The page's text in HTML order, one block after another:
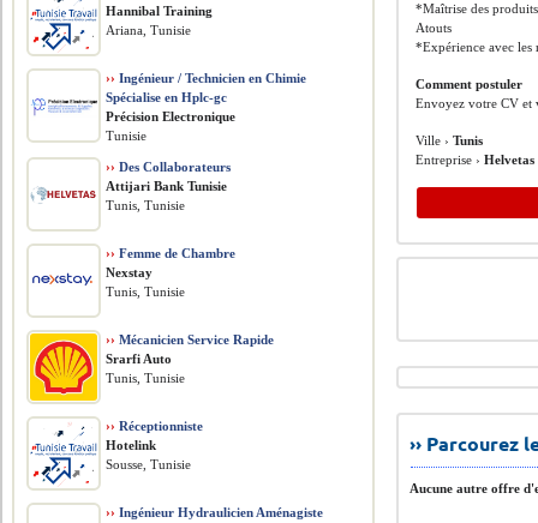
*Maîtrise des
Atouts
*Expérience avec
Comment postuler
Envoyez votre CV et
Ville ›Tunis
Entreprise ›
››
Aucune autre offre
Hannibal Training
Ariana, Tunisie
›› Ingénieur / Technicien en Chimie
Spécialise en Hplc-gc
Précision Electronique
Tunisie
›› Des Collaborateurs
Attijari Bank Tunisie
Tunis, Tunisie
›› Femme de Chambre
Nexstay
Tunis, Tunisie
›› Mécanicien Service Rapide
Srarfi Auto
Tunis, Tunisie
›› Réceptionniste
Hotelink
Sousse, Tunisie
›› Ingénieur Hydraulicien Aménagiste